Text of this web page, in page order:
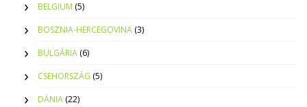
BELGIUM (5)
BOSZNIA-HERCEGOVINA (3)
BULGÁRIA (6)
CSEHORSZÁG (5)
DÁNIA (22)